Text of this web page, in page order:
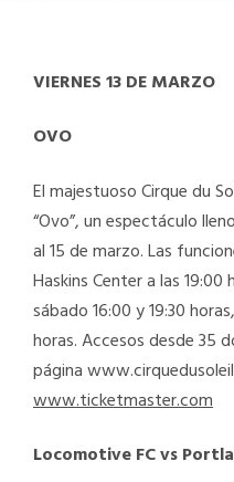
VIERNES 13 DE MARZO
OVO
El majestuoso Cirque du
“Ovo”, un espectáculo
al 15 de marzo. Las
Haskins Center a las 19:00
sábado 16:00 y 19:30
horas. Accesos desde 35
página
www.ticketmaster.com
Locomotive FC vs